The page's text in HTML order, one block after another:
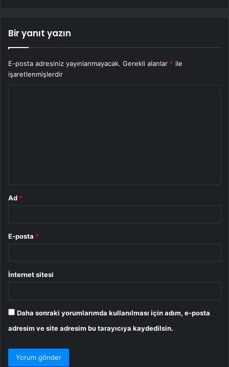
Bir yanıt yazın
E-posta adresiniz yayınlanmayacak. Gerekli alanlar * ile
işaretlenmişlerdir
Ad *
E-posta *
İnternet sitesi
Daha sonraki yorumlarımda kullanılması için adım, e-posta
adresim ve site adresim bu tarayıcıya kaydedilsin.